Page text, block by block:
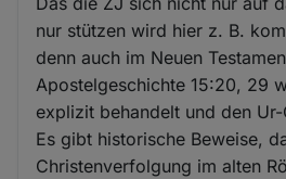
nur stützen wird hier z. B.
denn auch im Neuen
Apostelgeschichte 15:20, 29
explizit behandelt und den
Es gibt historische Beweise,
Christenverfolgung im alten